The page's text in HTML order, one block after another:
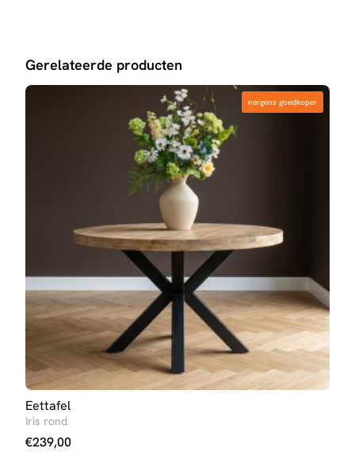
Gerelateerde producten
nergens goedkoper
nergens goedkoper
Eettafel
Iris rond
€239,00